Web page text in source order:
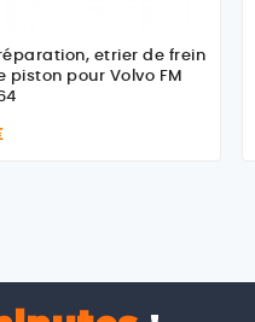
etrier de frein
piston pour Volvo FM